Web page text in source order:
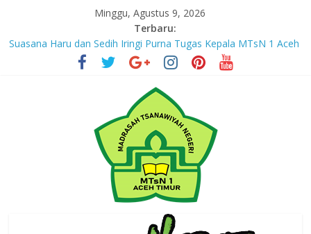
content
Minggu, Agustus 9, 2026
Terbaru:
Suasana Haru dan Sedih Iringi Purna Tugas Kepala MTsN 1 Aceh
Masuki Tahun Ketiga, MTsN 1 Aceh Timur Perkuat Kapasitas
Guru untuk Hadirkan Inovasi Kelas Digital
Jejak yang Tertinggal – Part III
Jejak yang Tertinggal – Part II
Jejak yang Tertinggal – Part I